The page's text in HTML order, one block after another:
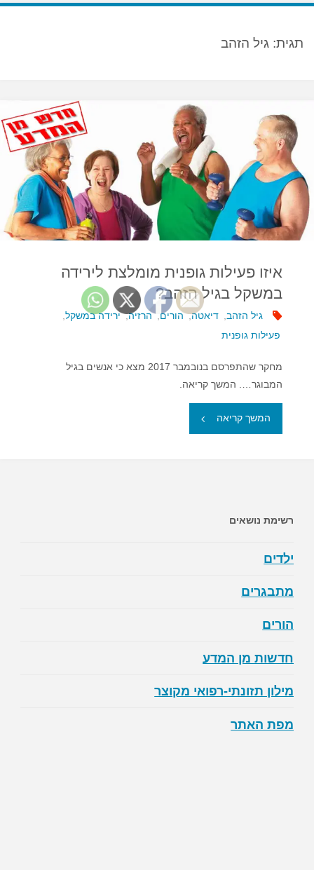
תגית: גיל הזהב
איזו פעילות גופנית מומלצת לירידה
במשקל בגיל הזהב?
גיל הזהב, דיאטה,הורים,הרזיה,ירידה במשקל,
פעילות גופנית
מחקר שהתפרסם בנובמבר 2017 מצא כי אנשים בגיל
המבוגר…. המשך קריאה.
המשך קריאה "איזו
רשימת נושאים
ילדים
מתבגרים
הורים
חדשות מן המדע
מילון תזונתי-רפואי מקוצר
מפת האתר